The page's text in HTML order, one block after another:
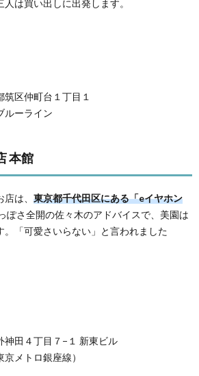
は買い出しに出発します。
区仲町台１丁目１
ルーライン
本館
は、 東京都千代田区にある「eイヤホン
ぽさ全開の佐々木のアドバイスで、美園は
。「可愛さいらない」と言われました
神田４丁目７−１ 新東ビル
メトロ銀座線）